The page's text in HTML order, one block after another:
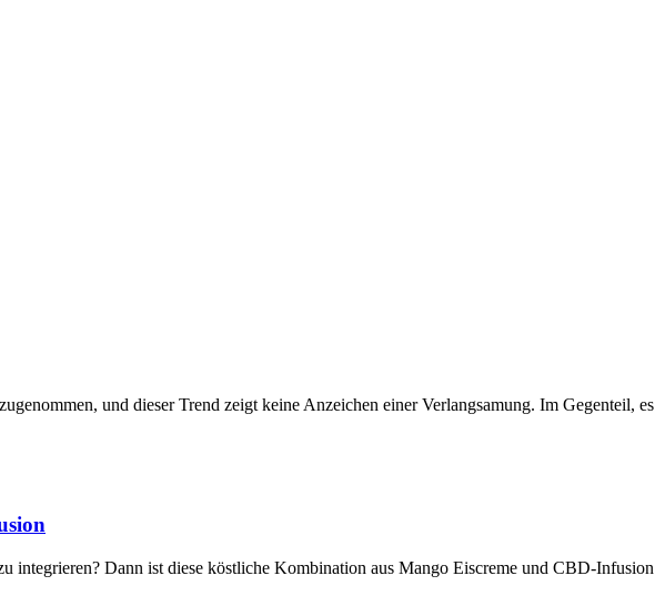
und dieser Trend zeigt keine Anzeichen einer Verlangsamung. Im Gegenteil, es
integrieren? Dann ist diese köstliche Kombination aus Mango Eiscreme und CBD-Infusion